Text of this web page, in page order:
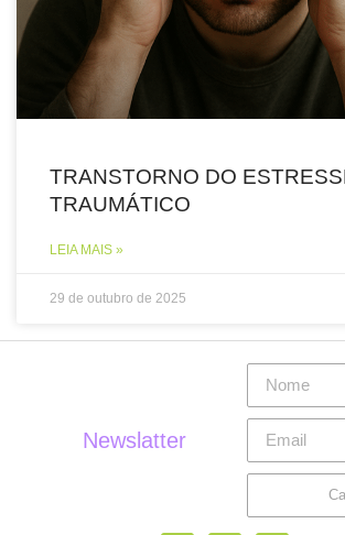
TRANSTORNO DO
TRAUMÁTICO
LEIA MAIS »
29 de outubro de 2025
Newslatter